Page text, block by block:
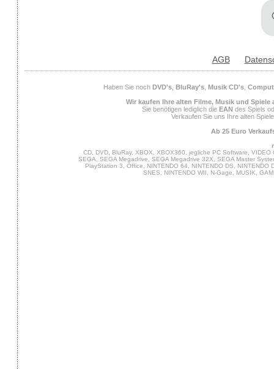
AGB
Haben Sie noch DVD's, BluRay's, Musik CD's,
Wir kaufen Ihre alten Filme, Musik und Spiele
Sie benötigen lediglich die EAN des Spiels
Verkaufen Sie uns Ihre alten
Ab 25 Euro
CD, DVD, BluRay, XBOX, XBOX360, jegliche PC Software,
SEGA, SEGA Megadrive, SEGA Megadrive 32X, SEGA Master
PlayStation 3, Office, NINTENDO 64, NINTENDO DS,
SNES, NINTENDO WII, N-Gage, MUSIK,